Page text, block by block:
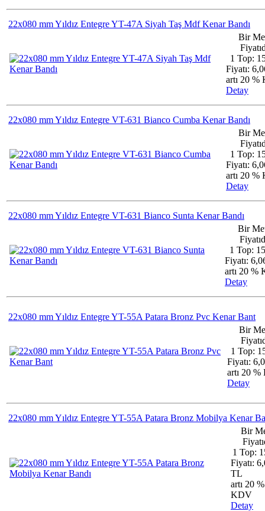
22x080 mm Yıldız Entegre YT-47A Siyah Taş Mdf Kenar Bandı
Bir
1 Top:
Fiyatı:
artı 20
Detay
22x080 mm Yıldız Entegre VT-631 Bianco Cumba Kenar Bandı
Bir
1 Top:
Fiyatı:
artı 20
Detay
22x080 mm Yıldız Entegre VT-631 Bianco Sunta Kenar Bandı
Bir
1 Top:
Fiyatı:
artı 20 %
Detay
22x080 mm Yıldız Entegre YT-55A Patara Bronz Pvc Kenar Bant
Bir
1 Top:
Fiyatı:
artı 20
Detay
22x080 mm Yıldız Entegre YT-55A Patara Bronz Mobilya Kenar
Bir
1 Top:
Fiyatı:
TL
artı 20 %
KDV
Detay